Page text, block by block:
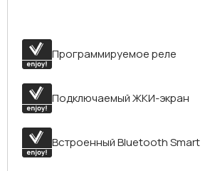
Программируемое реле
Подключаемый ЖКИ-экран
Встроенный Bluetooth Smart